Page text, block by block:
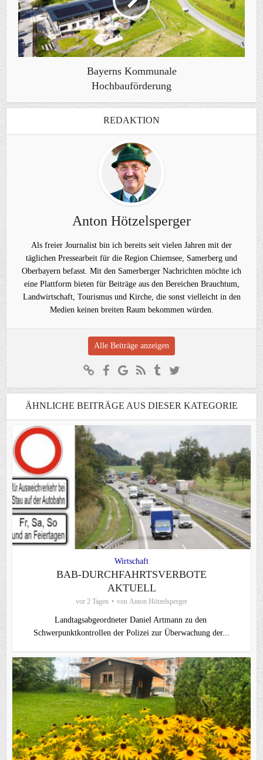
Bayerns Kommunale
Hochbauförderung
REDAKTION
Anton Hötzelsperger
Als freier Journalist bin ich bereits seit vielen Jahren mit der
täglichen Pressearbeit für die Region Chiemsee, Samerberg und
Oberbayern befasst. Mit den Samerberger Nachrichten möchte ich
eine Plattform bieten für Beiträge aus den Bereichen Brauchtum,
Landwirtschaft, Tourismus und Kirche, die sonst vielleicht in den
Medien keinen breiten Raum bekommen würden.
Alle Beiträge anzeigen
ÄHNLICHE BEITRÄGE AUS DIESER KATEGORIE
Wirtschaft
BAB-DURCHFAHRTSVERBOTE
AKTUELL
vor 2 Tagen von Anton Hötzelsperger
Landtagsabgeordneter Daniel Artmann zu den
Schwerpunktkontrollen der Polizei zur Überwachung der...